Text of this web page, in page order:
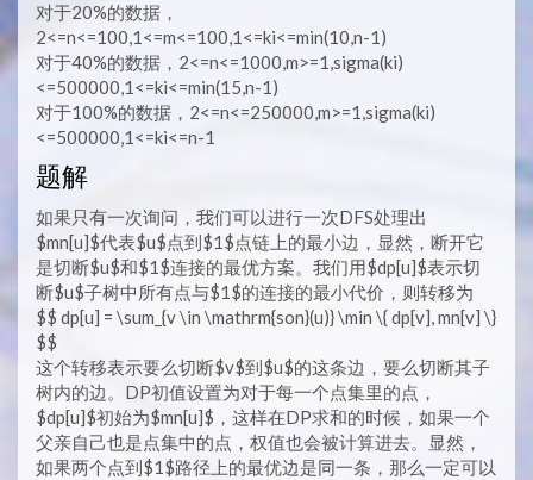
对于20%的数据，
2<=n<=100,1<=m<=100,1<=ki<=min(10,n-1)
对于40%的数据，2<=n<=1000,m>=1,sigma(ki)
<=500000,1<=ki<=min(15,n-1)
对于100%的数据，2<=n<=250000,m>=1,sigma(ki)
<=500000,1<=ki<=n-1
题解
如果只有一次询问，我们可以进行一次DFS处理出
$mn[u]$代表$u$点到$1$点链上的最小边，显然，断开它
是切断$u$和$1$连接的最优方案。我们用$dp[u]$表示切
断$u$子树中所有点与$1$的连接的最小代价，则转移为
$$ dp[u] = \sum_{v \in \mathrm{son}(u)} \min \{ dp[v], mn[v] \}
$$
这个转移表示要么切断$v$到$u$的这条边，要么切断其子
树内的边。DP初值设置为对于每一个点集里的点，
$dp[u]$初始为$mn[u]$，这样在DP求和的时候，如果一个
父亲自己也是点集中的点，权值也会被计算进去。显然，
如果两个点到$1$路径上的最优边是同一条，那么一定可以